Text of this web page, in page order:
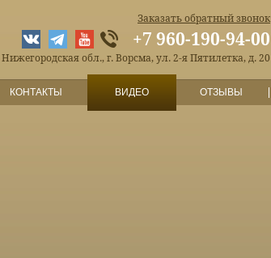
Заказать обратный звонок
+7 960-190-94-00
Нижегородская обл., г. Ворсма, ул. 2-я Пятилетка, д. 20
КОНТАКТЫ ВИДЕО ОТЗЫВЫ